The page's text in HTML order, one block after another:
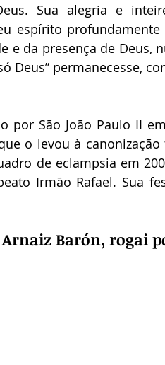
Sua alegria e
espírito
e da presença de Deus,
Deus” permanecesse,
por São João Paulo II
o levou à
de eclampsia em
Irmão Rafael. Sua
Arnaiz Barón, rogai